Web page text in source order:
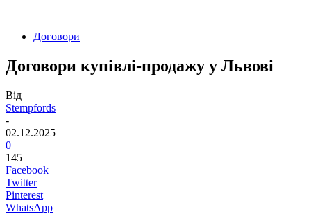
Договори
Договори купівлі-продажу у Львові
Від
Stempfords
-
02.12.2025
0
145
Facebook
Twitter
Pinterest
WhatsApp